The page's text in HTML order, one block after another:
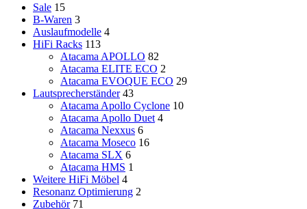
Sale 15
B-Waren 3
Auslaufmodelle 4
HiFi Racks 113
Atacama APOLLO 82
Atacama ELITE ECO 2
Atacama EVOQUE ECO 29
Lautsprecherständer 43
Atacama Apollo Cyclone 10
Atacama Apollo Duet 4
Atacama Nexxus 6
Atacama Moseco 16
Atacama SLX 6
Atacama HMS 1
Weitere HiFi Möbel 4
Resonanz Optimierung 2
Zubehör 71